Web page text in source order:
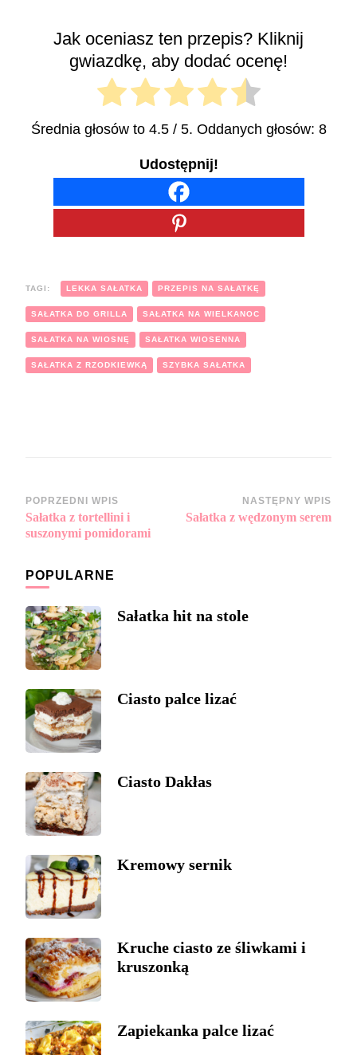
Jak oceniasz ten przepis? Kliknij
gwiazdkę, aby dodać ocenę!
Średnia głosów to 4.5/ 5. Oddanych głosów: 8
Udostępnij!
TAGI: LEKKA SAŁATKA PRZEPIS NA SAŁATKĘ
SAŁATKA DO GRILLA SAŁATKA NA WIELKANOC
SAŁATKA NA WIOSNĘ SAŁATKA WIOSENNA
SAŁATKA Z RZODKIEWKĄ SZYBKA SAŁATKA
Zobacz
wpisy
POPRZEDNI WPIS
Sałatka z tortellini i
suszonymi pomidorami
NASTĘPNY WPIS
Sałatka z wędzonym serem
POPULARNE
Sałatka hit na stole
Ciasto palce lizać
Ciasto Dakłas
Kremowy sernik
Kruche ciasto ze śliwkami i
kruszonką
Zapiekanka palce lizać